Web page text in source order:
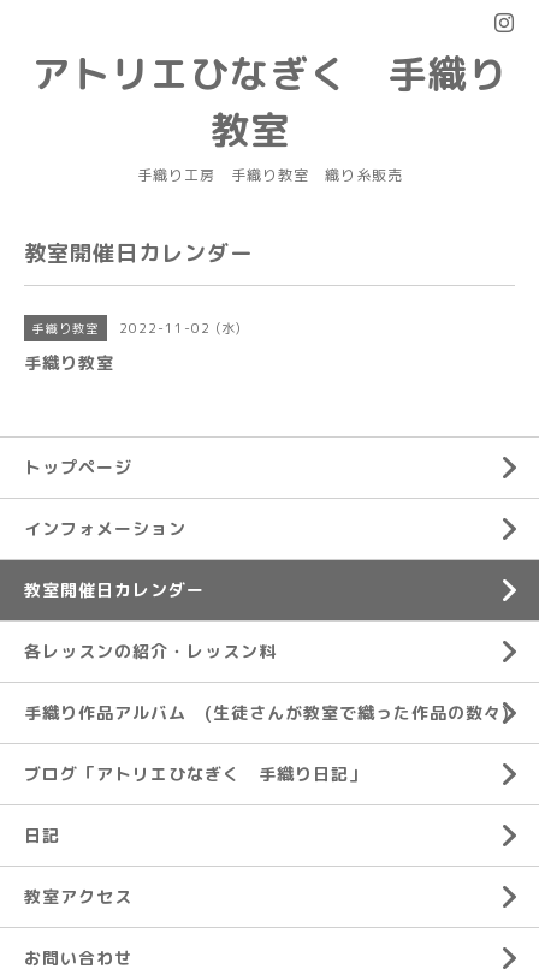
アトリエひなぎく 手織り
教室
手織り工房 手織り教室 織り糸販売
教室開催日カレンダー
手織り教室 2022-11-02 (水)
手織り教室
トップページ
インフォメーション
教室開催日カレンダー
各レッスンの紹介・レッスン料
手織り作品アルバム (生徒さんが教室で織った作品の数々)
ブログ「アトリエひなぎく 手織り日記」
日記
教室アクセス
お問い合わせ